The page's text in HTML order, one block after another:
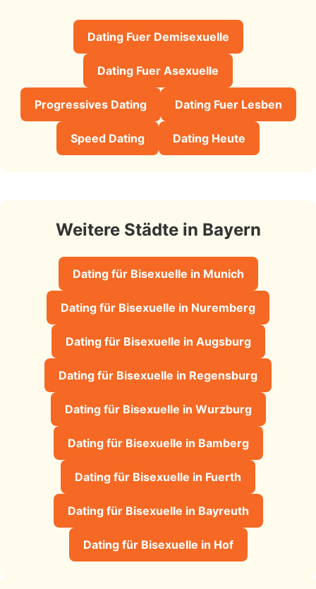
Dating Fuer Demisexuelle
Dating Fuer Asexuelle
Progressives Dating Dating Fuer Lesben
Speed Dating Dating Heute
Weitere Städte in Bayern
Dating für Bisexuelle in Munich
Dating für Bisexuelle in Nuremberg
Dating für Bisexuelle in Augsburg
Dating für Bisexuelle in Regensburg
Dating für Bisexuelle in Wurzburg
Dating für Bisexuelle in Bamberg
Dating für Bisexuelle in Fuerth
Dating für Bisexuelle in Bayreuth
Dating für Bisexuelle in Hof